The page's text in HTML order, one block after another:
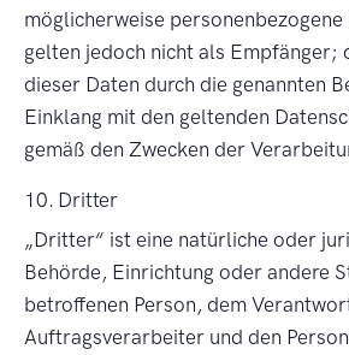
möglicherweise
gelten jedoch nicht als Empfänger;
dieser Daten durch die genannten
Einklang mit den geltenden
gemäß den Zwecken der
10. Dritter
Dritter
ist eine natürliche oder
Behörde, Einrichtung oder andere
betroffenen Person, dem
Auftragsverarbeiter und den